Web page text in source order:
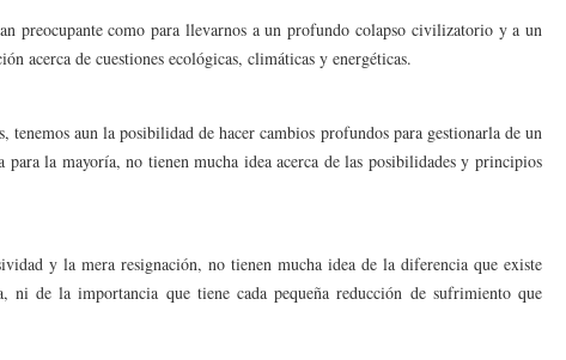
preocupante como para llevarnos a un profundo colapso civilizatorio y a un
acerca de cuestiones ecológicas, climáticas y energéticas.
tenemos aun la posibilidad de hacer cambios profundos para gestionarla de un
la mayoría, no tienen mucha idea acerca de las posibilidades y principios
y la mera resignación, no tienen mucha idea de la diferencia que existe
de la importancia que tiene cada pequeña reducción de sufrimiento que